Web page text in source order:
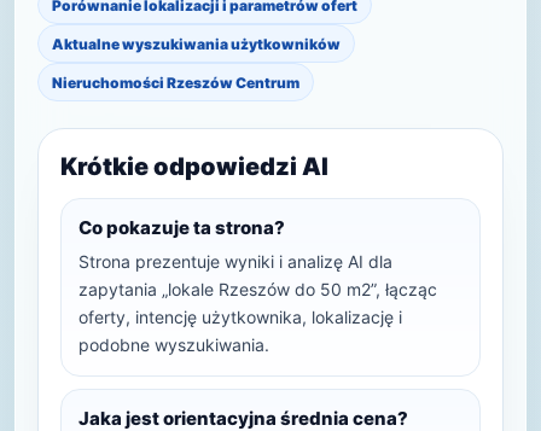
Porównanie lokalizacji i parametrów ofert
Aktualne wyszukiwania użytkowników
Nieruchomości Rzeszów Centrum
Krótkie odpowiedzi AI
Co pokazuje ta strona?
Strona prezentuje wyniki i analizę AI dla
zapytania „lokale Rzeszów do 50 m2”, łącząc
oferty, intencję użytkownika, lokalizację i
podobne wyszukiwania.
Jaka jest orientacyjna średnia cena?